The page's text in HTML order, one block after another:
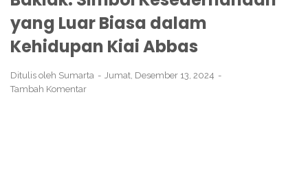
yang Luar Biasa dalam
Kehidupan Kiai Abbas
Ditulis oleh Sumarta
Jumat, Desember 13, 2024
Tambah Komentar